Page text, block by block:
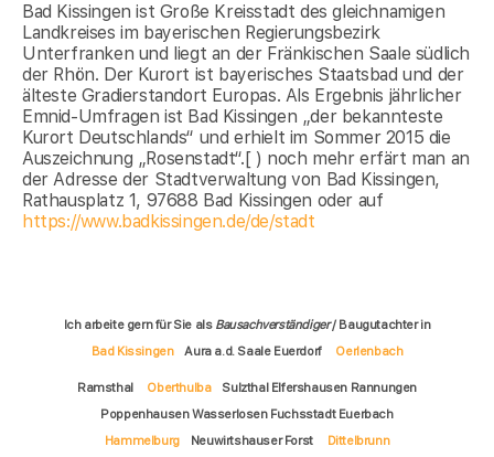
Bad Kissingen ist Große Kreisstadt des gleichnamigen
Landkreises im bayerischen Regierungsbezirk
Unterfranken und liegt an der Fränkischen Saale südlich
der Rhön. Der Kurort ist bayerisches Staatsbad und der
älteste Gradierstandort Europas. Als Ergebnis jährlicher
Emnid-Umfragen ist Bad Kissingen „der bekannteste
Kurort Deutschlands“ und erhielt im Sommer 2015 die
Auszeichnung „Rosenstadt“.[ ) noch mehr erfärt man an
der Adresse der Stadtverwaltung von Bad Kissingen,
Rathausplatz 1, 97688 Bad Kissingen oder auf
https://www.badkissingen.de/de/stadt
Ich arbeite gern für Sie als Bausachverständiger/ Baugutachter in
Bad Kissingen
Aura a.d. Saale Euerdorf Oerlenbach
Ramsthal Oberthulba
Sulzthal Elfershausen Rannungen
Poppenhausen Wasserlosen Fuchsstadt Euerbach
Hammelburg
Neuwirtshauser Forst Dittelbrunn